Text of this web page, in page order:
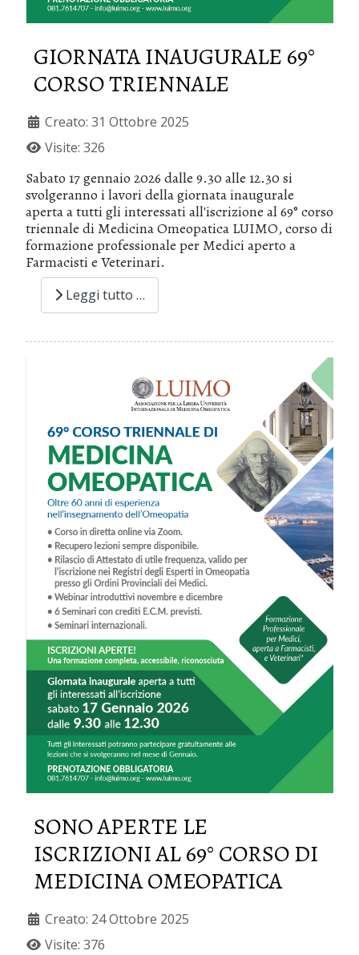
GIORNATA INAUGURALE 69°
CORSO TRIENNALE
Creato: 31 Ottobre 2025
Visite: 326
Sabato 17 gennaio 2026 dalle 9.30 alle 12.30 si
svolgeranno i lavori della giornata inaugurale
aperta a tutti gli interessati all'iscrizione al69° corso
triennale di Medicina Omeopatica LUIMO, corso di
formazione professionale per Medici aperto a
Farmacisti e Veterinari.
Leggi tutto …
SONO APERTE LE
ISCRIZIONI AL 69° CORSO DI
MEDICINA OMEOPATICA
Creato: 24 Ottobre 2025
Visite: 376